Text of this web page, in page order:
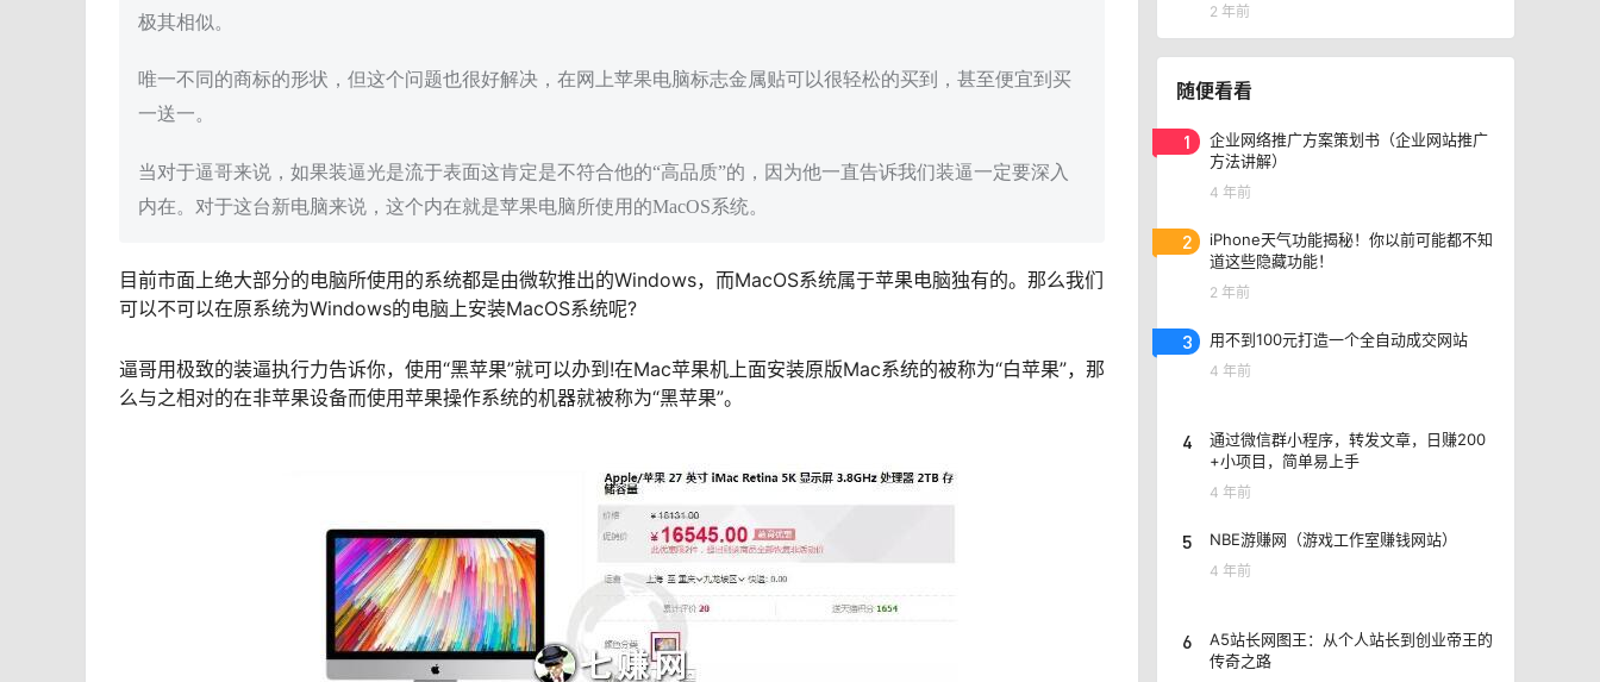
极其相似。
唯一不同的商标的形状，但这个问题也很好解决，在网上苹果电脑标志金属贴可以很轻松的买到，甚至便宜到买
一送一。
当对于逼哥来说，如果装逼光是流于表面这肯定是不符合他的“高品质”的，因为他一直告诉我们装逼一定要深入
内在。对于这台新电脑来说，这个内在就是苹果电脑所使用的MacOS系统。
目前市面上绝大部分的电脑所使用的系统都是由微软推出的Windows，而MacOS系统属于苹果电脑独有的。那么我们
可以不可以在原系统为Windows的电脑上安装MacOS系统呢?
逼哥用极致的装逼执行力告诉你，使用“黑苹果”就可以办到!在Mac苹果机上面安装原版Mac系统的被称为“白苹果”，那
么与之相对的在非苹果设备而使用苹果操作系统的机器就被称为“黑苹果”。
2 年前
随便看看
1
企业网络推广方案策划书（企业网站推广
方法讲解）
4 年前
2
iPhone天气功能揭秘！你以前可能都不知
道这些隐藏功能！
2 年前
3 用不到100元打造一个全自动成交网站
4 年前
4
通过微信群小程序，转发文章，日赚200
+小项目，简单易上手
4 年前
5 NBE游赚网（游戏工作室赚钱网站）
4 年前
6
A5站长网图王：从个人站长到创业帝王的
传奇之路